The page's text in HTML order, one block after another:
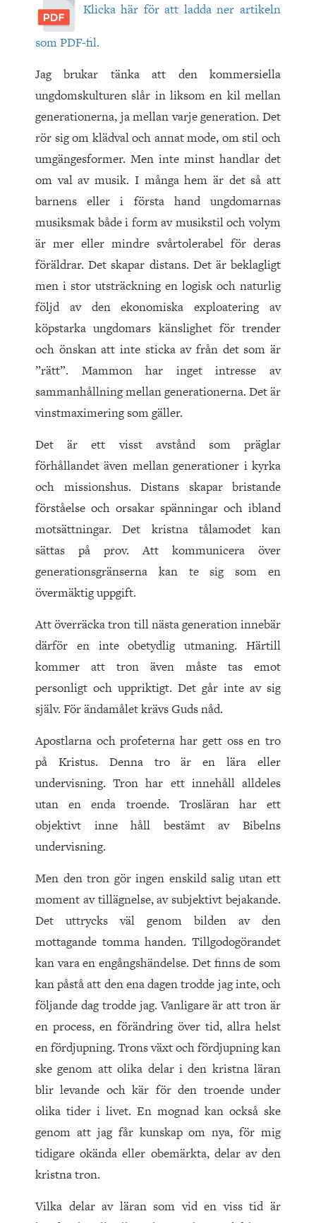
Klicka här för att ladda ner artikeln
som PDF-fil.
Jag brukar tänka att den kommersiella
ungdomskulturen slår in liksom en kil mellan
generationerna, ja mellan varje generation. Det
rör sig om klädval och annat mode, om stil och
umgängesformer. Men inte minst handlar det
om val av musik. I många hem är det så att
barnens eller i första hand ungdomarnas
musiksmak både i form av musikstil och volym
är mer eller mindre svårtolerabel för deras
föräldrar. Det skapar distans. Det är beklagligt
men i stor utsträckning en logisk och naturlig
följd av den ekonomiska exploatering av
köpstarka ungdomars känslighet för trender
och önskan att inte sticka av från det som är
”rätt”. Mammon har inget intresse av
sammanhållning mellan generationerna. Det är
vinstmaximering som gäller.
Det är ett visst avstånd som präglar
förhållandet även mellan generationer i kyrka
och missionshus. Distans skapar bristande
förståelse och orsakar spänningar och ibland
motsättningar. Det kristna tålamodet kan
sättas på prov. Att kommunicera över
generationsgränserna kan te sig som en
övermäktig uppgift.
Att överräcka tron till nästa generation innebär
därför en inte obetydlig utmaning. Härtill
kommer att tron även måste tas emot
personligt och uppriktigt. Det går inte av sig
själv. För ändamålet krävs Guds nåd.
Apostlarna och profeterna har gett oss en tro
på Kristus. Denna tro är en lära eller
undervisning. Tron har ett innehåll alldeles
utan en enda troende. Trosläran har ett
objektivt inne håll bestämt av Bibelns
undervisning.
Men den tron gör ingen enskild salig utan ett
moment av tillägnelse, av subjektivt bejakande.
Det uttrycks väl genom bilden av den
mottagande tomma handen. Tillgodogörandet
kan vara en engångshändelse. Det finns de som
kan påstå att den ena dagen trodde jag inte, och
följande dag trodde jag. Vanligare är att tron är
en process, en förändring över tid, allra helst
en fördjupning. Trons växt och fördjupning kan
ske genom att olika delar i den kristna läran
blir levande och kär för den troende under
olika tider i livet. En mognad kan också ske
genom att jag får kunskap om nya, för mig
tidigare okända eller obemärkta, delar av den
kristna tron.
Vilka delar av läran som vid en viss tid är